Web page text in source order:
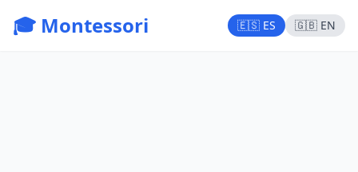
🎓 Montessori 🇪🇸 ES 🇬🇧 EN